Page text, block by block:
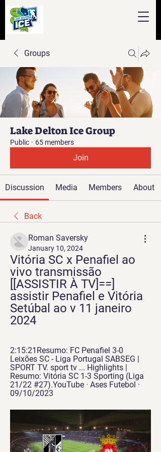
Groups
Lake Delton Ice Group
Public · 65 members
Join
Discussion Media Members About
Back
Roman Saversky
January 10, 2024
Vitória SC x Penafiel ao
vivo transmissão
[[ASSISTIR À TV]==]
assistir Penafiel e Vitória
Setúbal ao v 11 janeiro
2024
2:15:21Resumo: FC Penafiel 3-0
Leixões SC - Liga Portugal SABSEG |
SPORT TV. sport tv ... Highlights |
Resumo: Vitória SC 1-3 Sporting (Liga
21/22 #27).YouTube · Ases Futebol ·
09/10/2023